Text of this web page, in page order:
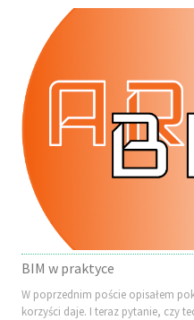
BIM w praktyce
W poprzednim poście opisałem
korzyści daje. I teraz pytanie, czy